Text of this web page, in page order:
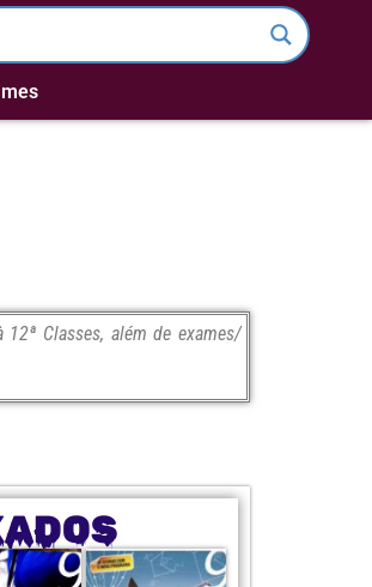
Classes, além de exames/